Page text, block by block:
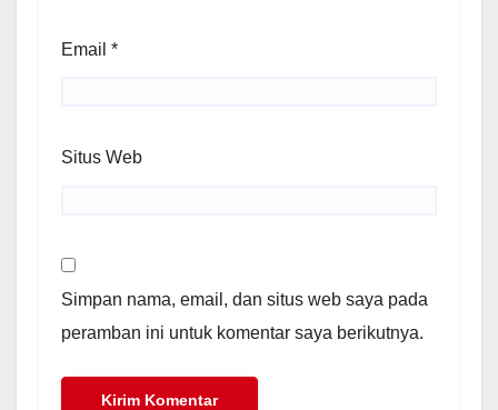
Email *
Situs Web
Simpan nama, email, dan situs web saya pada
peramban ini untuk komentar saya berikutnya.